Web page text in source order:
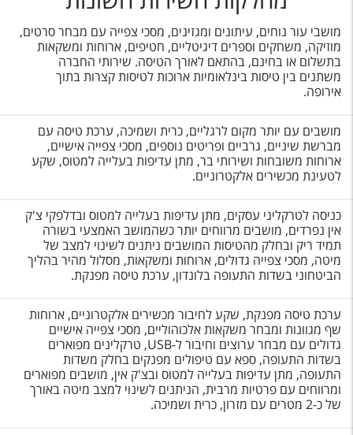
מושבי עור נוחים, עיתונים ומגזינים, מסכי צפייה עם מבחר סרטים,
מוזיקה, משחקים וספרים דיגיטליים, חטיפים, ארוחות ומשקאות
בתשלום או בחינם, בהתאם לאורך הטיסה. שירותי החברה
משתנים בין טיסות בינלאומיות ארוכות לטיסות קצרות בתוך
אירופה.
מושבים עם יותר מקום לרגליים, כרית ושמיכה, ערכת טיסה עם
מברשת שיניים, גרביים ופריטים נוספים, מסכי צפייה אישיים,
ארוחות משובחות ושירותי בר, מתן עדיפות בעלייה למטוס, שקע
לטעינת מכשירים אלקטרוניים.
כניסה לטרקליני עסקים, מתן עדיפות בעלייה למטוס ובדלפקי צ'ק
אין נפרדים, מושבים מרווחים יותר כשהמושב האמצעי בשורה
תמיד ריק ובחלק מהטיסות המושבים ניתנים לשינוי למצב של
מיטה, מסכי צפייה גדולים, ארוחות ומשקאות, מסלול מהיר בהליך
הביטחוני בשדות התעופה בלונדון, ערכת טיסה מפנקת.
ערכת טיסה מפנקת, שקע לחיבור מכשירים אלקטרוניים, ארוחות
שף מגוונות ומבחר משקאות אלכוהוליים, מסכי צפייה אישיים
גדולים עם מבחר ערוצים וחיבור ל-USB
, טרקלינים מפוארים
בשדות התעופה, ספא עם טיפולים מפנקים בחלק משדות
התעופה, מתן עדיפות בעלייה למטוס ובצ'ק אין, מושבים מפוארים
ומרווחים עם פרטיות מרבית, הניתנים לשינוי למצב מיטה באורך
של כ-2 מטרים עם מזרון, כרית ושמיכה.